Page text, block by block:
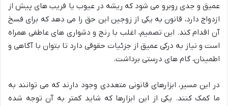
عمیق و جدی روبرو می شود که ریشه در عیوب یا فریب های پیش از
ازدواج دارد، قانون به یکی از زوجین این حق را می دهد که برای فسخ
آن اقدام کند. این تصمیم، اغلب با رنج و دشواری های عاطفی همراه
است و نیاز به درکی عمیق از جزئیات حقوقی دارد تا بتوان با آگاهی و
اطمینان، گام های درستی برداشت.
در این مسیر، ابزارهای قانونی متعددی وجود دارند که می توانند به
ما کمک کنند. یکی از این ابزارها که شاید کمتر به آن توجه شده